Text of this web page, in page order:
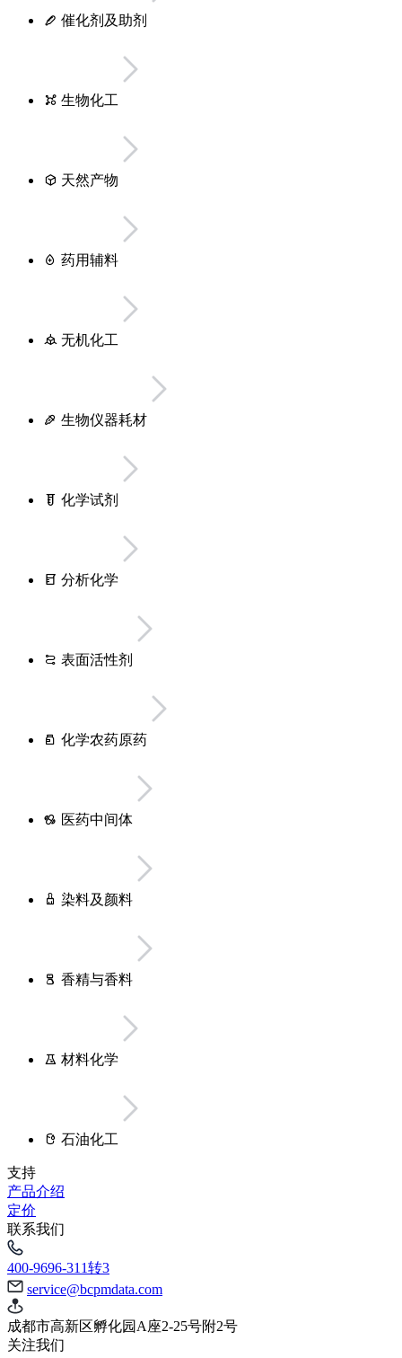
催化剂及助剂
生物化工
天然产物
药用辅料
无机化工
生物仪器耗材
化学试剂
分析化学
表面活性剂
化学农药原药
医药中间体
染料及颜料
香精与香料
材料化学
石油化工
支持
产品介绍
定价
联系我们
400-9696-311转3
service@bcpmdata.com
成都市高新区孵化园A座2-25号附2号
关注我们